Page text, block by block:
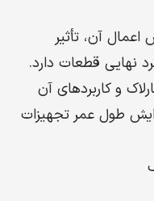
آن، تأثیر
نهایی قطعات دارد.
و کاربردهای آن
طول عمر تجهیزات